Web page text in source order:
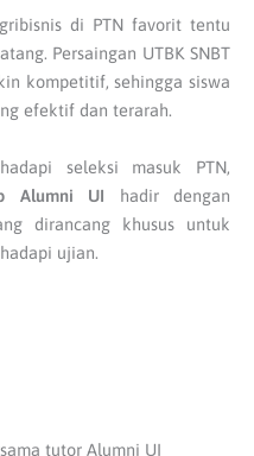
di PTN favorit tentu
Persaingan UTBK SNBT
kompetitif, sehingga siswa
efektif dan terarah.
seleksi masuk PTN,
Alumni UI hadir dengan
dirancang khusus untuk
ujian.
tutor Alumni UI